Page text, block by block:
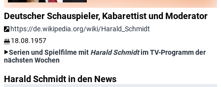
Deutscher Schauspieler, Kabarettist und Moderator
https://de.wikipedia.org/wiki/Harald_Schmidt
18.08.1957
Serien und Spielfilme mit Harald Schmidtim TV-Programm der
nächsten Wochen
Harald Schmidt in den News